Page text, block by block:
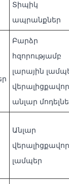
Տիպիկ
ապրանքներ
Բարձր
հզորությամբ
լարային
անլար
Անլար
լամպեր